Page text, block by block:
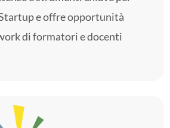
e offre opportunità
di formatori e docenti